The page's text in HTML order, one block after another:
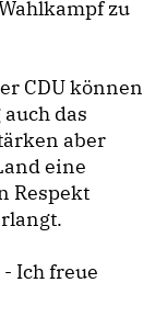
zu
CDU können
das
aber
eine
Respekt
Ich freue